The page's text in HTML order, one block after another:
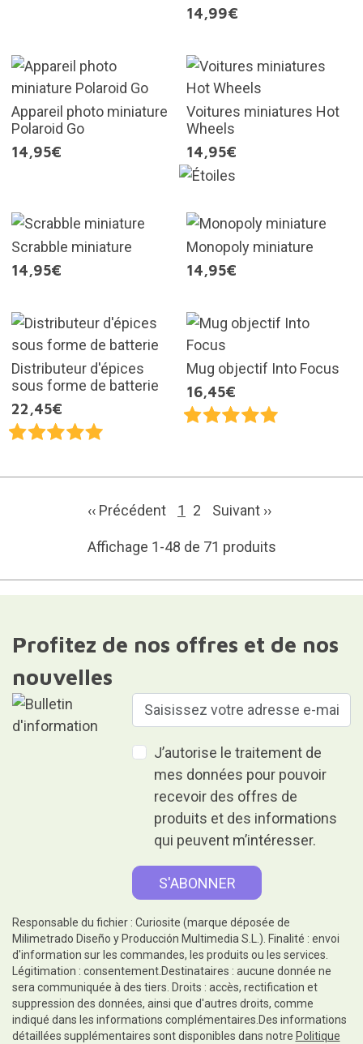
14,99€
Appareil photo miniature
Polaroid Go
14,95€
Voitures miniatures Hot
Wheels
14,95€
Scrabble miniature
14,95€
Monopoly miniature
14,95€
Distributeur d'épices
sous forme de batterie
22,45€
Mug objectif Into Focus
16,45€
‹‹ Précédent 1 2 Suivant ››
Affichage 1-48 de 71 produits
Profitez de nos offres et de nos
nouvelles
J’autorise le traitement de
mes données pour pouvoir
recevoir des offres de
produits et des informations
qui peuvent m’intéresser.
Responsable du fichier : Curiosite (marque déposée de
Milimetrado Diseño y Producción Multimedia S.L.). Finalité : envoi
d'information sur les commandes, les produits ou les services.
Légitimation : consentement.Destinataires : aucune donnée ne
sera communiquée à des tiers. Droits : accès, rectification et
suppression des données, ainsi que d'autres droits, comme
indiqué dans les informations complémentaires.Des informations
détaillées supplémentaires sont disponibles dans notre Politique